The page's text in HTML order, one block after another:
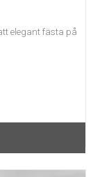
elegant fästa på